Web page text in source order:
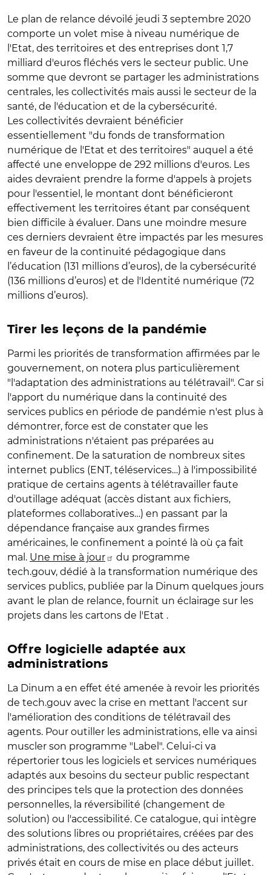
Le plan de relance dévoilé jeudi 3 septembre 2020
comporte un volet mise à niveau numérique de
l'Etat, des territoires et des entreprises dont 1,7
milliard d'euros fléchés vers le secteur public. Une
somme que devront se partager les administrations
centrales, les collectivités mais aussi le secteur de la
santé, de l'éducation et de la cybersécurité.
Les collectivités devraient bénéficier
essentiellement "du fonds de transformation
numérique de l'Etat et des territoires" auquel a été
affecté une enveloppe de 292 millions d'euros. Les
aides devraient prendre la forme d'appels à projets
pour l'essentiel, le montant dont bénéficieront
effectivement les territoires étant par conséquent
bien difficile à évaluer. Dans une moindre mesure
ces derniers devraient être impactés par les mesures
en faveur de la continuité pédagogique dans
l’éducation (131 millions d’euros), de la cybersécurité
(136 millions d’euros) et de l'Identité numérique (72
millions d’euros).
Tirer les leçons de la pandémie
Parmi les priorités de transformation affirmées par le
gouvernement, on notera plus particulièrement
"l'adaptation des administrations au télétravail". Car si
l'apport du numérique dans la continuité des
services publics en période de pandémie n'est plus à
démontrer, force est de constater que les
administrations n'étaient pas préparées au
confinement. De la saturation de nombreux sites
internet publics (ENT, téléservices…) à l'impossibilité
pratique de certains agents à télétravailler faute
d'outillage adéquat (accès distant aux fichiers,
plateformes collaboratives…) en passant par la
dépendance française aux grandes firmes
américaines, le confinement a pointé là où ça fait
mal. Une mise à jour
du programme
tech.gouv, dédié à la transformation numérique des
services publics, publiée par la Dinum quelques jours
avant le plan de relance, fournit un éclairage sur les
projets dans les cartons de l'Etat .
Offre logicielle adaptée aux
administrations
La Dinum a en effet été amenée à revoir les priorités
de tech.gouv avec la crise en mettant l'accent sur
l'amélioration des conditions de télétravail des
agents. Pour outiller les administrations, elle va ainsi
muscler son programme "Label". Celui-ci va
répertorier tous les logiciels et services numériques
adaptés aux besoins du secteur public respectant
des principes tels que la protection des données
personnelles, la réversibilité (changement de
solution) ou l'accessibilité. Ce catalogue, qui intègre
des solutions libres ou propriétaires, créées par des
administrations, des collectivités ou des acteurs
privés était en cours de mise en place début juillet.